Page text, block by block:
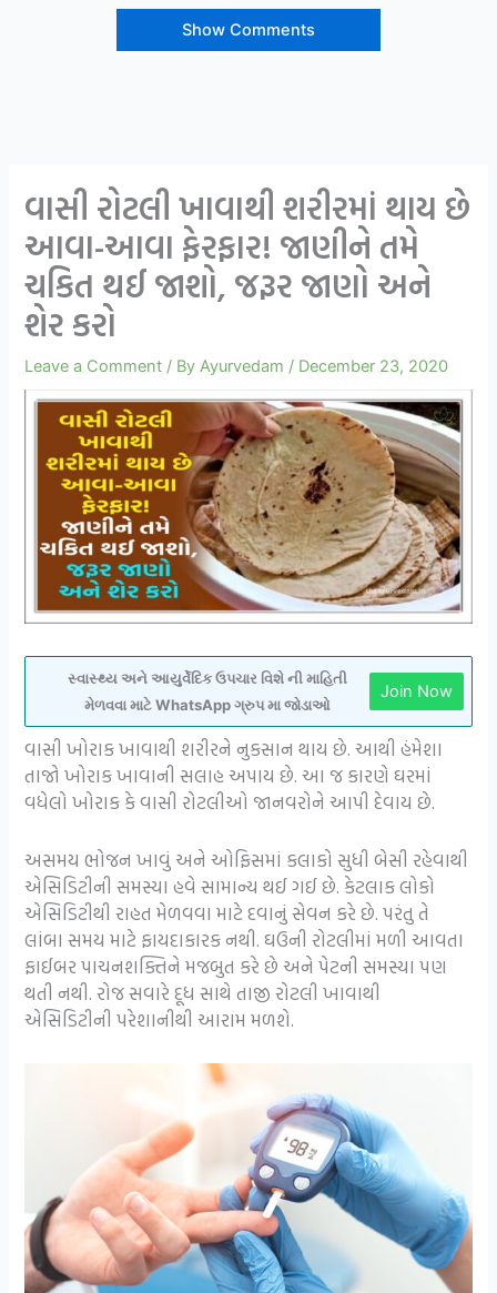
Show Comments
વાસી રોટલી ખાવાથી શરીરમાં થાય છે
આવા-આવા ફેરફાર! જાણીને તમે
ચકિત થઈ જાશો, જરૂર જાણો અને
શેર કરો
Leave a Comment / ByAyurvedam / December 23, 2020
સ્વાસ્થ્ય અને આયુર્વેદિક ઉપચાર વિશે ની માહિતી
મેળવવા માટે WhatsApp ગ્રુપ મા જોડાઓ
Join Now
વાસી ખોરાક ખાવાથી શરીરને નુકસાન થાય છે. આથી હંમેશા
તાજો ખોરાક ખાવાની સલાહ અપાય છે. આ જ કારણે ઘરમાં
વધેલો ખોરાક કે વાસી રોટલીઓ જાનવરોને આપી દેવાય છે.
અસમય ભોજન ખાવું અને ઓફિસમાં કલાકો સુધી બેસી રહેવાથી
એસિડિટીની સમસ્યા હવે સામાન્ય થઈ ગઈ છે. કેટલાક લોકો
એસિડિટીથી રાહત મેળવવા માટે દવાનું સેવન કરે છે. પરંતુ તે
લાંબા સમય માટે ફાયદાકારક નથી. ઘઉની રોટલીમાં મળી આવતા
ફાઈબર પાચનશક્તિને મજબુત કરે છે અને પેટની સમસ્યા પણ
થતી નથી. રોજ સવારે દૂધ સાથે તાજી રોટલી ખાવાથી
એસિડિટીની પરેશાનીથી આરામ મળશે.